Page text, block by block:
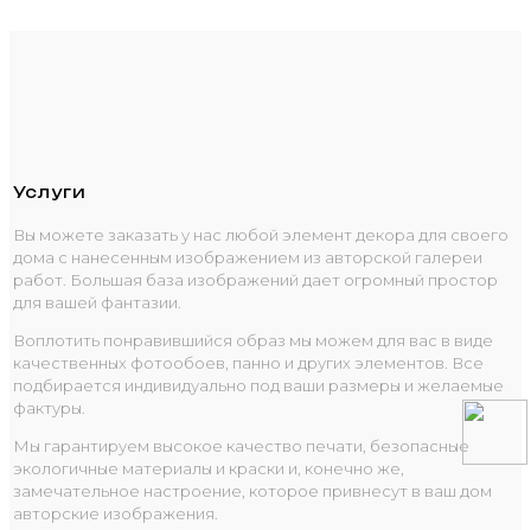
Услуги
Вы можете заказать у нас любой элемент декора для своего
дома с нанесенным изображением из авторской галереи
работ. Большая база изображений дает огромный простор
для вашей фантазии.
Воплотить понравившийся образ мы можем для вас в виде
качественных фотообоев, панно и других элементов. Все
подбирается индивидуально под ваши размеры и желаемые
фактуры.
Мы гарантируем высокое качество печати, безопасные
экологичные материалы и краски и, конечно же,
замечательное настроение, которое привнесут в ваш дом
авторские изображения.